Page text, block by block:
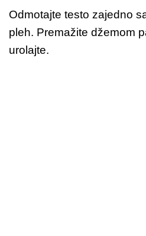
Odmotajte testo zajedno
pleh. Premažite džemom
urolajte.